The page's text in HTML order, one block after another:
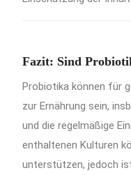
Fazit: Sind
Probiotika können für
zur Ernährung sein,
und die regelmäßige
enthaltenen Kulturen
unterstützen, jedoch